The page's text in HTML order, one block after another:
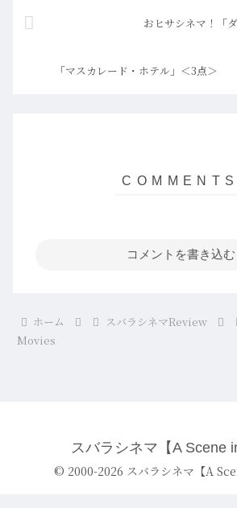
おヒサシネマ！「
「マスカレード・ホテル」＜3点＞
コメントを書き込む
ホーム スバラシネマReview
Movies
スバラシネマ【A Scene
© 2000-2026 スバラシネマ【A